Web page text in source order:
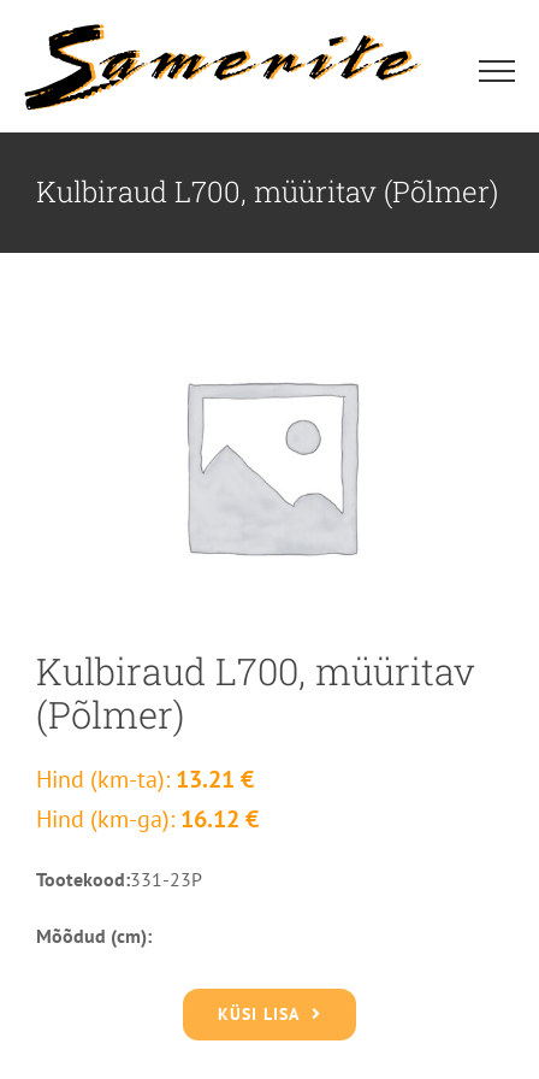
content
Kulbiraud L700, müüritav (Põlmer)
Kulbiraud L700, müüritav
(Põlmer)
Hind (km-ta): 13.21 €
Hind (km-ga): 16.12 €
Tootekood:331-23P
Mõõdud (cm):
KÜSI LISA